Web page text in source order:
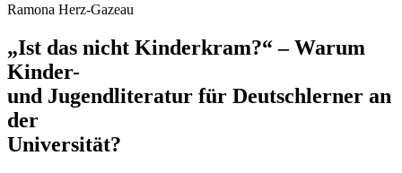
Ramona Herz-Gazeau
„Ist das nicht Kinderkram?“ – Warum
Kinder-
und Jugendliteratur für Deutschlerner an
der
Universität?